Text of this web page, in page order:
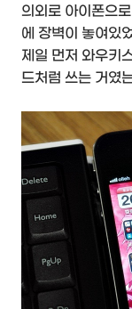
의외로 아이폰으
에 장벽이 놓여있
제일 먼저 와우키
드처럼 쓰는 거였